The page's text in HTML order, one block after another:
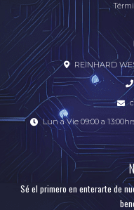
REINHARD
Lun a Vie 09:00 a
Sé el primero en enterarte de